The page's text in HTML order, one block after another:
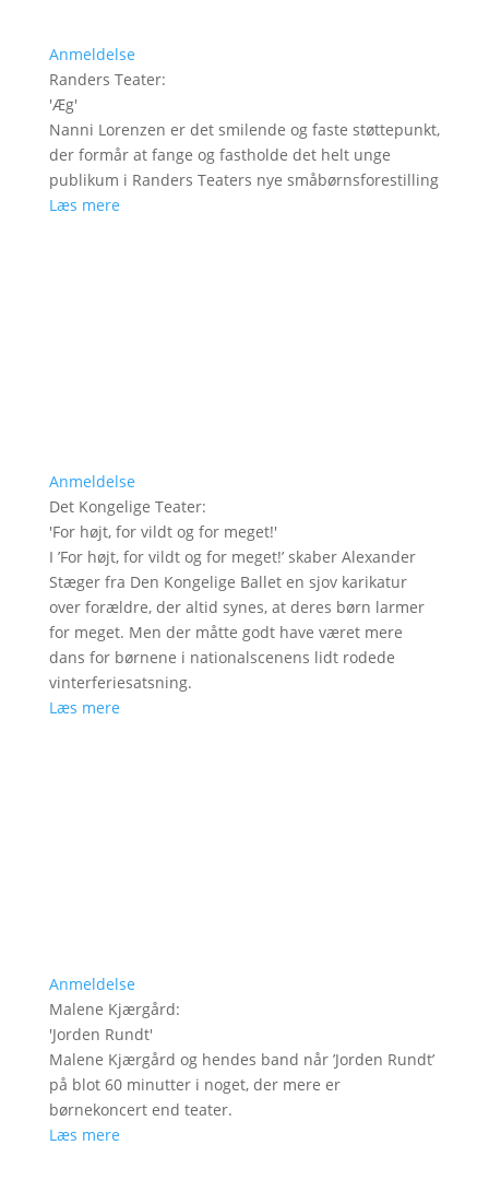
Anmeldelse
Randers Teater:
'Æg'
Nanni Lorenzen er det smilende og faste støttepunkt,
der formår at fange og fastholde det helt unge
publikum i Randers Teaters nye småbørnsforestilling
Læs mere
Anmeldelse
Det Kongelige Teater:
'For højt, for vildt og for meget!'
I ’For højt, for vildt og for meget!’ skaber Alexander
Stæger fra Den Kongelige Ballet en sjov karikatur
over forældre, der altid synes, at deres børn larmer
for meget. Men der måtte godt have været mere
dans for børnene i nationalscenens lidt rodede
vinterferiesatsning.
Læs mere
Anmeldelse
Malene Kjærgård:
'Jorden Rundt'
Malene Kjærgård og hendes band når ’Jorden Rundt’
på blot 60 minutter i noget, der mere er
børnekoncert end teater.
Læs mere